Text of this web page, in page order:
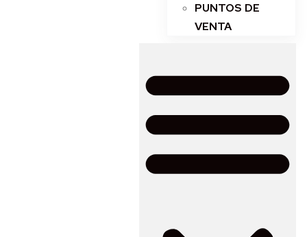
PUNTOS DE
VENTA